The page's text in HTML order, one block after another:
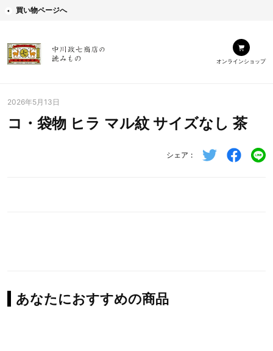
買い物ページへ
オンラインショップ
2026年5月13日
コ・袋物 ヒラ マル紋 サイズなし 茶
シェア
あなたにおすすめの商品